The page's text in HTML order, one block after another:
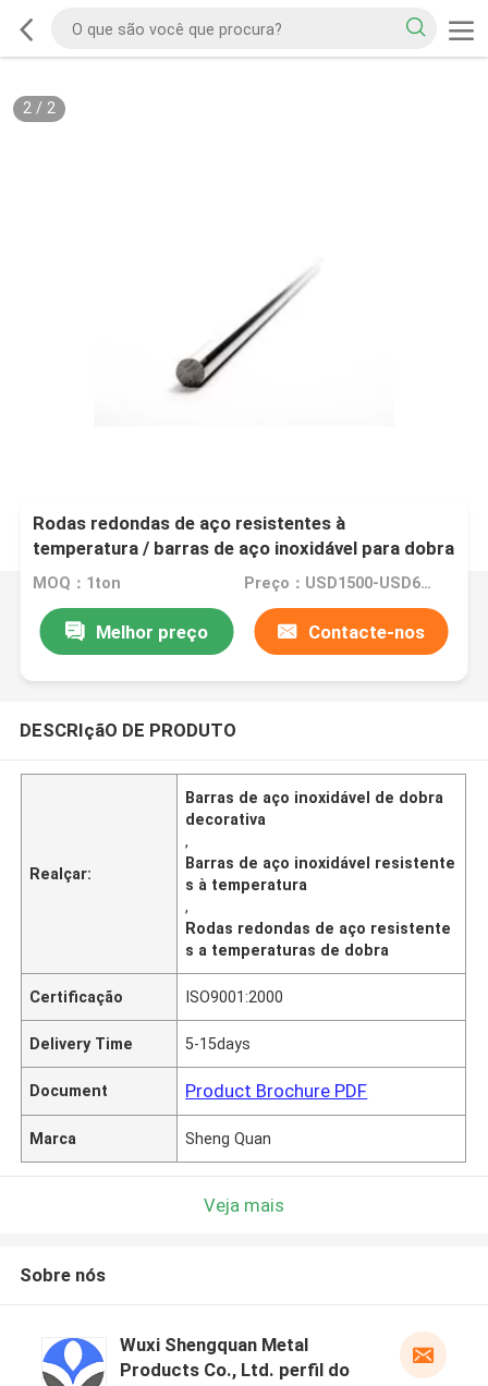
2/ 2
Rodas redondas de aço resistentes à
temperatura / barras de aço inoxidável para dobra
decorativa
MOQ：1ton Preço：USD1500-USD6000
Melhor preço Contacte-nos
DESCRIçãO DE PRODUTO
Realçar:
Barras de aço inoxidável de dobra
decorativa
,
Barras de aço inoxidável resistente
s à temperatura
,
Rodas redondas de aço resistente
s a temperaturas de dobra
Certificação ISO9001:2000
Delivery Time 5-15days
Document Product Brochure PDF
Marca Sheng Quan
Veja mais
Sobre nós
Wuxi Shengquan Metal
Products Co., Ltd. perfil do